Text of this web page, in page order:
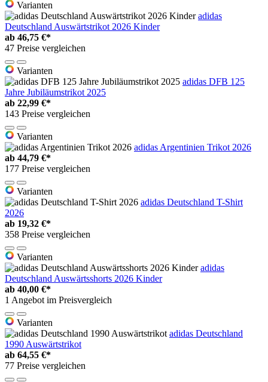
Varianten
adidas
Deutschland Auswärtstrikot 2026 Kinder
ab 46,75 €*
47 Preise vergleichen
Varianten
adidas DFB 125
Jahre Jubiläumstrikot 2025
ab 22,99 €*
143 Preise vergleichen
Varianten
adidas Argentinien Trikot 2026
ab 44,79 €*
177 Preise vergleichen
Varianten
adidas Deutschland T-Shirt
2026
ab 19,32 €*
358 Preise vergleichen
Varianten
adidas
Deutschland Auswärtsshorts 2026 Kinder
ab 40,00 €*
1 Angebot im Preisvergleich
Varianten
adidas Deutschland
1990 Auswärtstrikot
ab 64,55 €*
77 Preise vergleichen